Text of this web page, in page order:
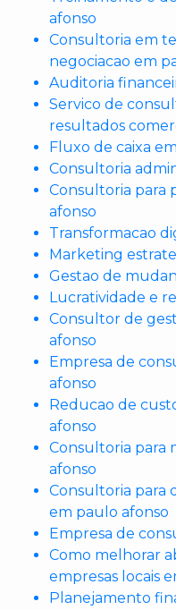
afonso
Consultoria em
negociacao em
Auditoria
Servico de
resultados
Fluxo de caixa
Consultoria
Consultoria para
afonso
Transformacao
Marketing
Gestao de
Lucratividade e
Consultor de
afonso
Empresa de
afonso
Reducao de
afonso
Consultoria para
afonso
Consultoria para
em paulo afonso
Empresa de
Como melhorar
empresas locais
Planejamento